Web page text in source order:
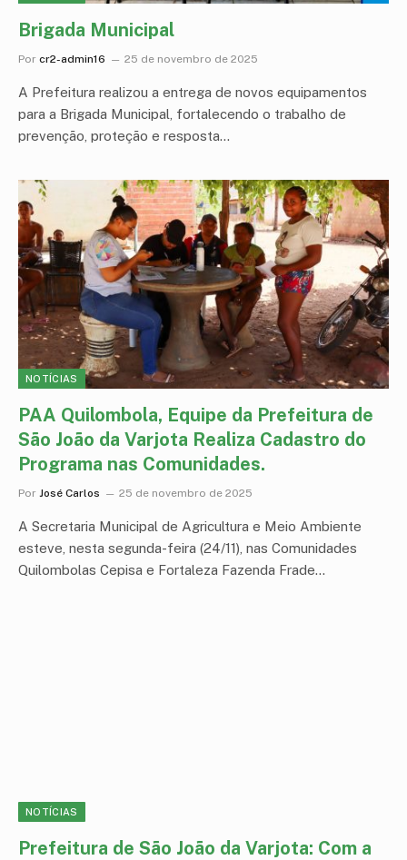
Brigada Municipal
Por cr2-admin16 25 de novembro de 2025
A Prefeitura realizou a entrega de novos equipamentos
para a Brigada Municipal, fortalecendo o trabalho de
prevenção, proteção e resposta…
NOTÍCIAS
PAA Quilombola, Equipe da Prefeitura de
São João da Varjota Realiza Cadastro do
Programa nas Comunidades.
Por José Carlos 25 de novembro de 2025
A Secretaria Municipal de Agricultura e Meio Ambiente
esteve, nesta segunda-feira (24/11), nas Comunidades
Quilombolas Cepisa e Fortaleza Fazenda Frade…
NOTÍCIAS
Prefeitura de São João da Varjota: Com a